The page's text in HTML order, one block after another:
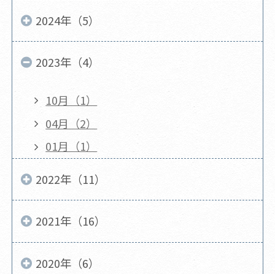
2024年（5）
2023年（4）
10月（1）
04月（2）
01月（1）
2022年（11）
2021年（16）
2020年（6）